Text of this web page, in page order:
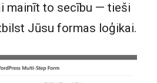
mainīt to secību — tieši
Jūsu formas loģikai.